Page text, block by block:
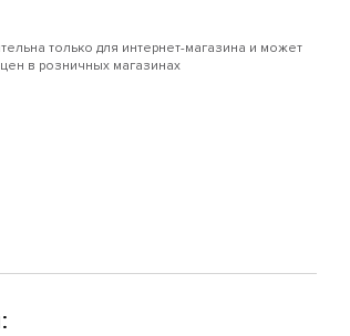
только для интернет-магазина и может
цен в розничных магазинах